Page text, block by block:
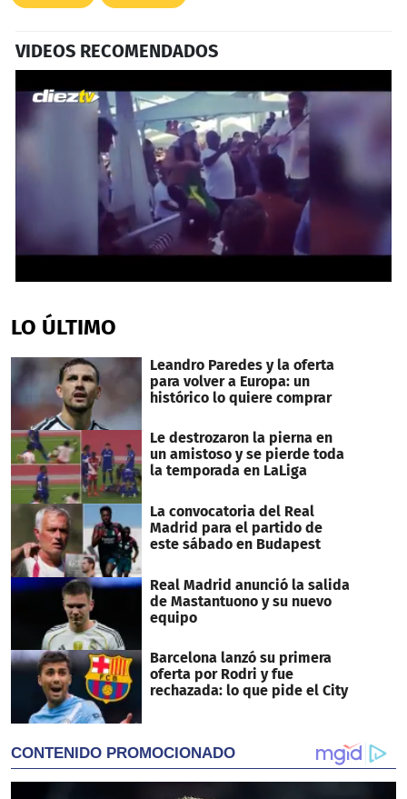
VIDEOS RECOMENDADOS
of
33
LO ÚLTIMO
Leandro Paredes y la oferta
para volver a Europa: un
histórico lo quiere comprar
Le destrozaron la pierna en
un amistoso y se pierde toda
la temporada en LaLiga
La convocatoria del Real
Madrid para el partido de
este sábado en Budapest
Real Madrid anunció la salida
de Mastantuono y su nuevo
equipo
Barcelona lanzó su primera
oferta por Rodri y fue
rechazada: lo que pide el City